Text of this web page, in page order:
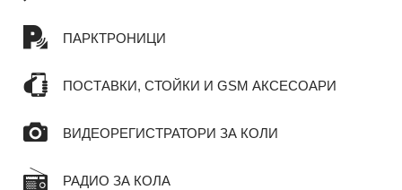
ПАРКТРОНИЦИ
ПОСТАВКИ, СТОЙКИ И GSM АКСЕСОАРИ
ВИДЕОРЕГИСТРАТОРИ ЗА КОЛИ
РАДИО ЗА КОЛА